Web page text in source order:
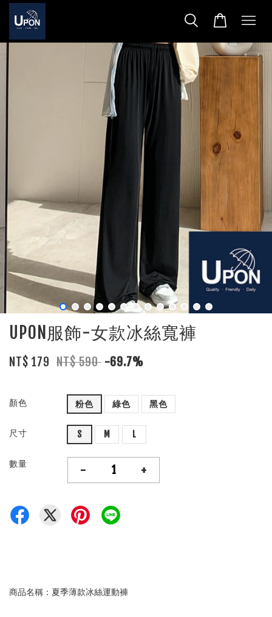
UPON服飾-女款冰絲寬褲
NT$ 179 NT$ 590 -69.7%
顏色 粉色 綠色 黑色
尺寸 S M L
數量 - +
商品名稱：夏季薄款冰絲運動褲